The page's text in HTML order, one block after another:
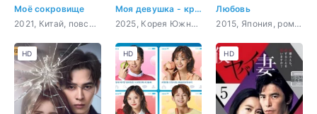
Моё сокровище
2021, Китай, повседневность, драма, семейный
Моя девушка - крутой парень
2025, Корея Южная, комедия, романтика, фэнтези
Любовь
2015, Япония, романтика, драма, мелодрама
HD HD HD